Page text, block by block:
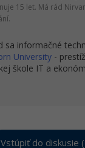
15 let. Má rád
sa informačné
University -
škole IT a
Vstúpiť do diskusie